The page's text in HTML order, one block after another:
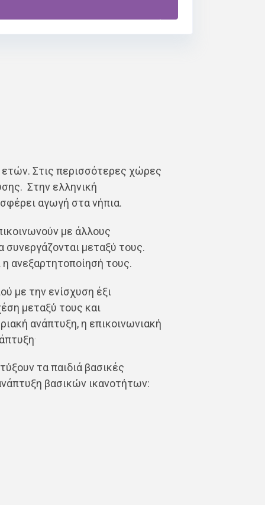
ετών. Στις περισσότερες χώρες
Στην ελληνική
αγωγή στα νήπια.
με άλλους
συνεργάζονται μεταξύ τους.
η ανεξαρτητοποίησή τους.
με την ενίσχυση έξι
μεταξύ τους και
ανάπτυξη, η επικοινωνιακή
τα παιδιά βασικές
βασικών ικανοτήτων: